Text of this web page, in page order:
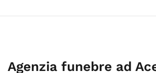
Agenzia funebre ad